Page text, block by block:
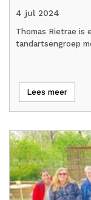
4 jul 2024
Thomas Rietrae is
tandartsengroep
Lees meer